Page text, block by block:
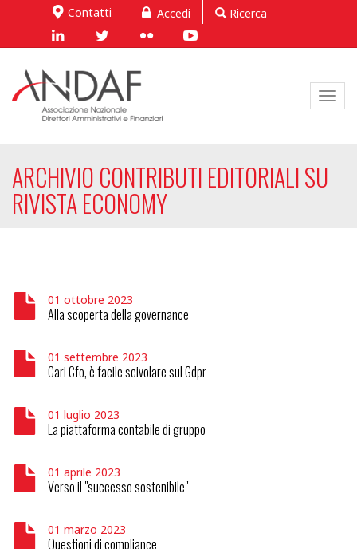
Contatti Accedi Ricerca
ARCHIVIO CONTRIBUTI EDITORIALI SU
RIVISTA ECONOMY
01 ottobre 2023
Alla scoperta della governance
01 settembre 2023
Cari Cfo, è facile scivolare sul Gdpr
01 luglio 2023
La piattaforma contabile di gruppo
01 aprile 2023
Verso il "successo sostenibile"
01 marzo 2023
Questioni di compliance